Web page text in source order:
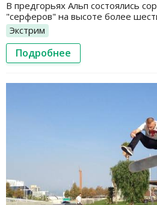
В предгорьях Альп состоялись
"серферов" на высоте более
Экстрим
Подробнее